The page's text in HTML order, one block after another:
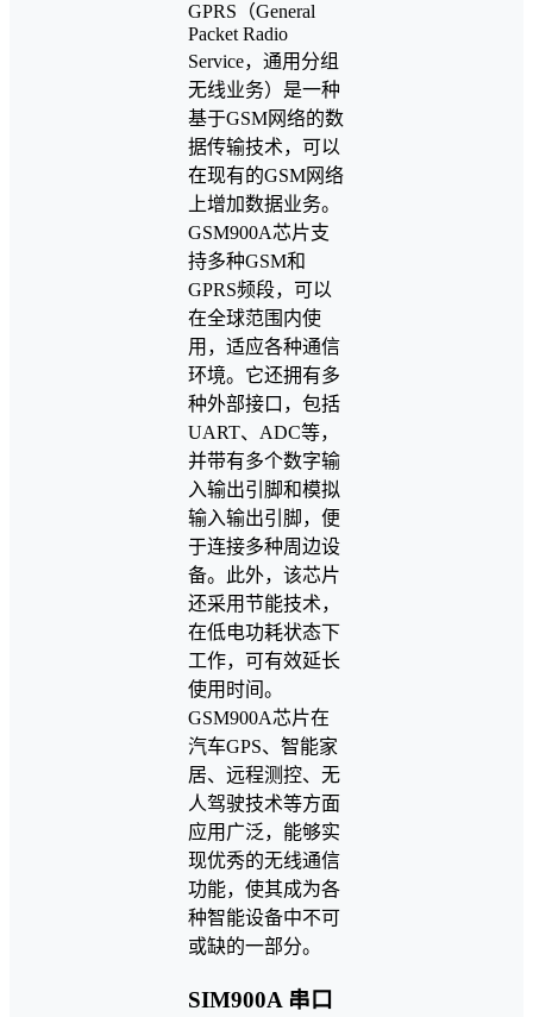
GPRS（General
Packet Radio
Service，通用分组
无线业务）是一种
基于GSM网络的数
据传输技术，可以
在现有的GSM网络
上增加数据业务。
GSM900A芯片支
持多种GSM和
GPRS频段，可以
在全球范围内使
用，适应各种通信
环境。它还拥有多
种外部接口，包括
UART、ADC等，
并带有多个数字输
入输出引脚和模拟
输入输出引脚，便
于连接多种周边设
备。此外，该芯片
还采用节能技术，
在低电功耗状态下
工作，可有效延长
使用时间。
GSM900A芯片在
汽车GPS、智能家
居、远程测控、无
人驾驶技术等方面
应用广泛，能够实
现优秀的无线通信
功能，使其成为各
种智能设备中不可
或缺的一部分。
SIM900A 串口